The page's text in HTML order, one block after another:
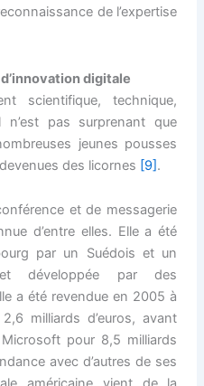
de l’expertise
digitale
scientifique, technique,
pas surprenant que
jeunes pousses
des licornes [9].
et de messagerie
d’entre elles. Elle a été
par un Suédois et un
développée par des
a été revendue en 2005 à
milliards d’euros, avant
pour 8,5 milliards
avec d’autres de ses